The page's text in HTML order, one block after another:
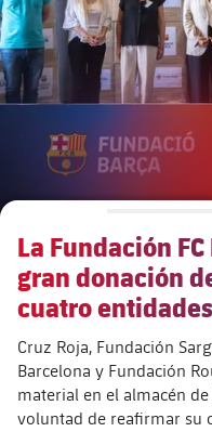
Calendario
Entradas
Resultados
Clasificaciones
Jugadoras
Palmarés
Fotos
Jugadoras
Actualidad
Calendario
Entradas
Clasificaciones
Jugadores
Fotos
Historia
Barça Legends
plusicon
más
Contacto
Jugadores
Partidos
Noticias
Sobre Nosotros
Formativo
plusicon
más
Actualidad
Fotos
Juvenil A
Juvenil B
SUB16
SUB15
Formativo
plusicon
más
Fotos
Femenino B
Femenino C
Juvenil
Campus Verano
PLUSICON
MÁS
Primer Equipo
plusicon
más
La Fundación
gran donación
cuatro
Cruz Roja, Fundación
Barcelona y Fundación
material en el almacén
voluntad de reafirmar su